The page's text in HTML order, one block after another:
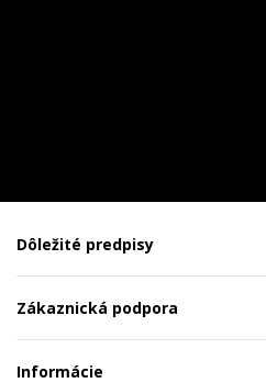
Dôležité predpisy
Zákaznická podpora
Informácie